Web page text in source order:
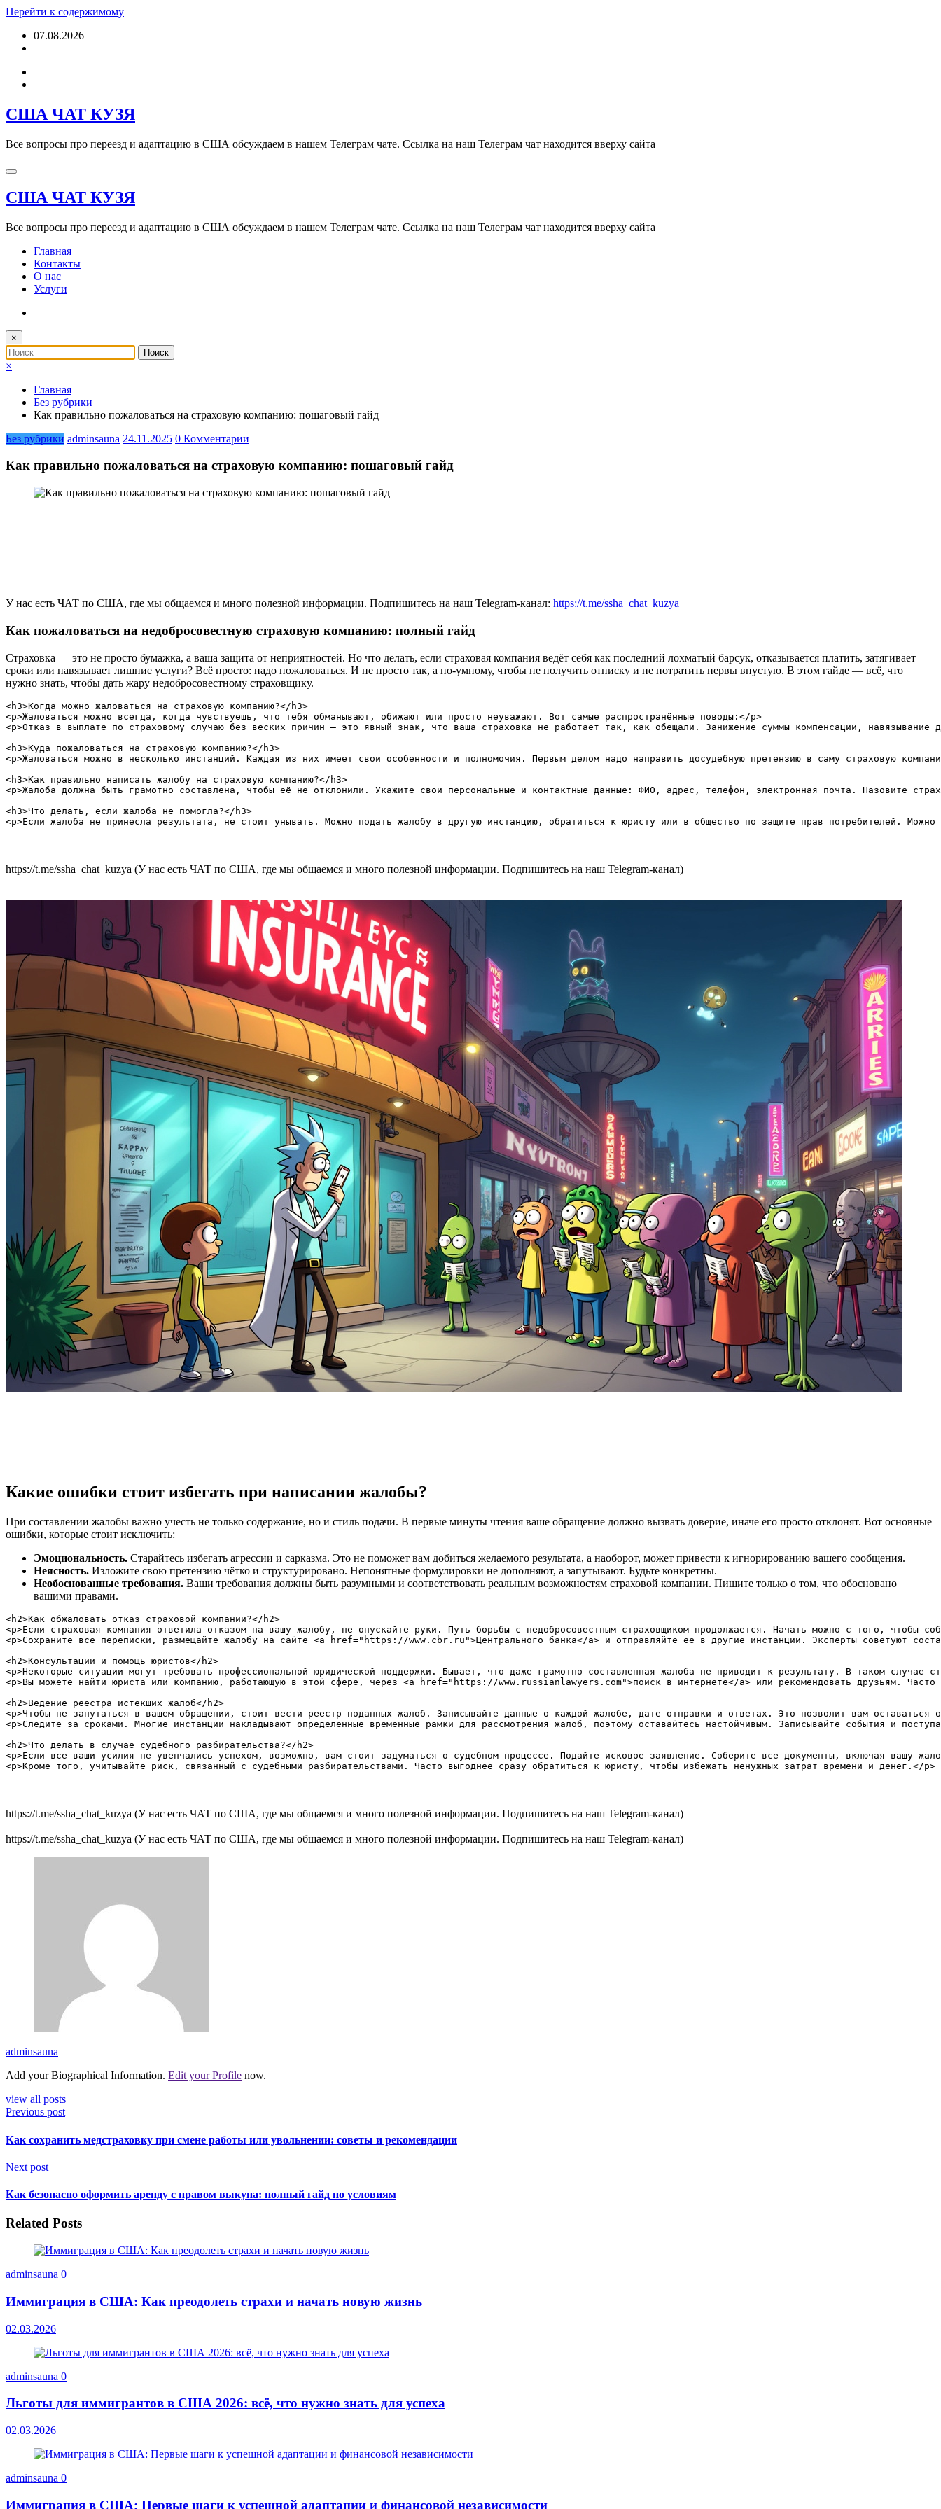
Перейти к содержимому
07.08.2026
США ЧАТ КУЗЯ
Все вопросы про переезд и адаптацию в США обсуждаем в нашем Телеграм чате. Ссылка на наш Телеграм чат находится вверху сайта
США ЧАТ КУЗЯ
Все вопросы про переезд и адаптацию в США обсуждаем в нашем Телеграм чате. Ссылка на наш Телеграм чат находится вверху сайта
Главная
Контакты
О нас
Услуги
×
×
Главная
Без рубрики
Как правильно пожаловаться на страховую компанию: пошаговый гайд
Без рубрики adminsauna 24.11.2025 0 Комментарии
Как правильно пожаловаться на страховую компанию: пошаговый гайд
У нас есть ЧАТ по США, где мы общаемся и много полезной информации. Подпишитесь на наш Telegram-канал: https://t.me/ssha_chat_kuzya
Как пожаловаться на недобросовестную страховую компанию: полный гайд
Страховка — это не просто бумажка, а ваша защита от неприятностей. Но что делать, если страховая компания ведёт себя как последний лохматый барсук, отказывается платить, затягивает
сроки или навязывает лишние услуги? Всё просто: надо пожаловаться. И не просто так, а по-умному, чтобы не получить отписку и не потратить нервы впустую. В этом гайде — всё, что
нужно знать, чтобы дать жару недобросовестному страховщику.
<h3>Когда можно жаловаться на страховую компанию?</h3>
<p>Жаловаться можно всегда, когда чувствуешь, что тебя обманывают, обижают или просто неуважают. Вот самые распространённые поводы:</p>
<p>Отказ в выплате по страховому случаю без веских причин — это явный знак, что ваша страховка не работает так, как обещали. Занижение суммы компенсации,
<h3>Куда пожаловаться на страховую компанию?</h3>
<p>Жаловаться можно в несколько инстанций. Каждая из них имеет свои особенности и полномочия. Первым делом надо направить досудебную претензию в саму страховую
<h3>Как правильно написать жалобу на страховую компанию?</h3>
<p>Жалоба должна быть грамотно составлена, чтобы её не отклонили. Укажите свои персональные и контактные данные: ФИО, адрес, телефон, электронная почта. Назовите
<h3>Что делать, если жалоба не помогла?</h3>
https://t.me/ssha_chat_kuzya (У нас есть ЧАТ по США, где мы общаемся и много полезной информации. Подпишитесь на наш Telegram-канал)
Какие ошибки стоит избегать при написании жалобы?
При составлении жалобы важно учесть не только содержание, но и стиль подачи. В первые минуты чтения ваше обращение должно вызвать доверие, иначе его просто отклонят. Вот основные
ошибки, которые стоит исключить:
Эмоциональность. Старайтесь избегать агрессии и сарказма. Это не поможет вам добиться желаемого результата, а наоборот, может привести к игнорированию вашего сообщения.
Неясность. Изложите свою претензию чётко и структурировано. Непонятные формулировки не дополняют, а запутывают. Будьте конкретны.
Необоснованные требования. Ваши требования должны быть разумными и соответствовать реальным возможностям страховой компании. Пишите только о том, что обосновано
вашими правами.
<h2>Как обжаловать отказ страховой компании?</h2>
<p>Если страховая компания ответила отказом на вашу жалобу, не опускайте руки. Путь борьбы с недобросовестным страховщиком продолжается. Начать можно с того, чтобы
<p>Сохраните все переписки, размещайте жалобу на сайте <a href="https://www.cbr.ru">Центрального банка</a> и отправляйте её в другие инстанции. Эксперты советуют
<h2>Консультации и помощь юристов</h2>
<p>Некоторые ситуации могут требовать профессиональной юридической поддержки. Бывает, что даже грамотно составленная жалоба не приводит к результату. В таком
<p>Вы можете найти юриста или компанию, работающую в этой сфере, через <a href="https://www.russianlawyers.com">поиск в интернете</a> или рекомендовать друзьям.
<h2>Ведение реестра истекших жалоб</h2>
<p>Чтобы не запутаться в вашем обращении, стоит вести реестр поданных жалоб. Записывайте данные о каждой жалобе, дате отправки и ответах. Это позволит вам
<p>Следите за сроками. Многие инстанции накладывают определенные временные рамки для рассмотрения жалоб, поэтому оставайтесь настойчивым. Записывайте события и
<h2>Что делать в случае судебного разбирательства?</h2>
<p>Если все ваши усилия не увенчались успехом, возможно, вам стоит задуматься о судебном процессе. Подайте исковое заявление. Соберите все документы, включая вашу
https://t.me/ssha_chat_kuzya (У нас есть ЧАТ по США, где мы общаемся и много полезной информации. Подпишитесь на наш Telegram-канал)
https://t.me/ssha_chat_kuzya (У нас есть ЧАТ по США, где мы общаемся и много полезной информации. Подпишитесь на наш Telegram-канал)
adminsauna
Add your Biographical Information. Edit your Profile now.
view all posts
Previous post
Как сохранить медстраховку при смене работы или увольнении: советы и рекомендации
Next post
Как безопасно оформить аренду с правом выкупа: полный гайд по условиям
Related Posts
adminsauna 0
Иммиграция в США: Как преодолеть страхи и начать новую жизнь
02.03.2026
adminsauna 0
Льготы для иммигрантов в США 2026: всё, что нужно знать для успеха
02.03.2026
adminsauna 0
Иммиграция в США: Первые шаги к успешной адаптации и финансовой независимости